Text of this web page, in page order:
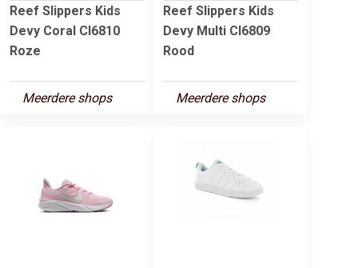
Reef Slippers Kids
Devy Coral CI6810
Roze
Meerdere shops
Reef Slippers Kids
Devy Multi CI6809
Rood
Meerdere shops